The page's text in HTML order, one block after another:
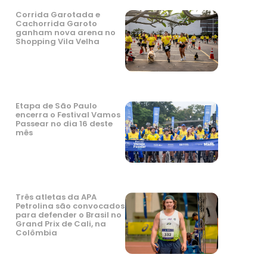
Corrida Garotada e
Cachorrida Garoto
ganham nova arena no
Shopping Vila Velha
Etapa de São Paulo
encerra o Festival Vamos
Passear no dia 16 deste
mês
Três atletas da APA
Petrolina são convocados
para defender o Brasil no
Grand Prix de Cali, na
Colômbia